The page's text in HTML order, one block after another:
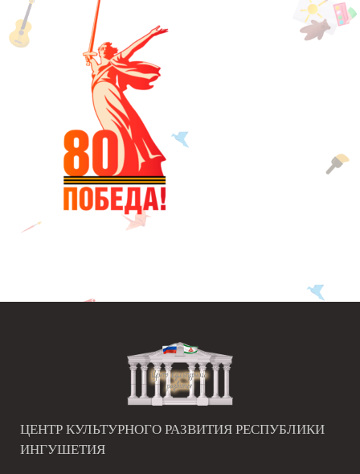
ЦЕНТР КУЛЬТУРНОГО РАЗВИТИЯ РЕСПУБЛИКИ
ИНГУШЕТИЯ